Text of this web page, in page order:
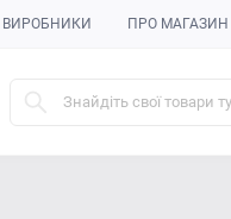
ВИРОБНИКИ ПРО МАГАЗИН